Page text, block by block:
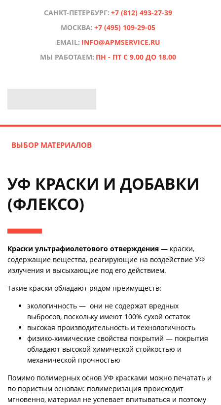
САНКТ-ПЕТЕРБУРГ: +7 (812) 493-27-39
МОСКВА: +7 (495) 109-29-05
EMAIL: INFO@APMSERVICE.RU
МЫ РАБОТАЕМ: ПН - ПТ С 9.00 ДО 18.00
ВЫБОР МАТЕРИАЛОВ
УФ КРАСКИ И ДОБАВКИ
(ФЛЕКСО)
Краски ультрафиолетового отверждения — краски,
содержащие вещества, реагирующие на воздействие УФ
излучения и высыхающие под его действием.
Такие краски обладают рядом преимуществ:
экологичность — они не содержат вредных
выбросов, поскольку имеют 100% сухой остаток
высокая производительность и технологичность
физико-химические свойства покрытий — покрытия
обладают высокой химической стойкостью и
механической прочностью
Помимо полимерных основ УФ красками можно печатать и
по пористым основам: полимеризация происходит
мгновенно, материал не успевает впитываться и поэтому